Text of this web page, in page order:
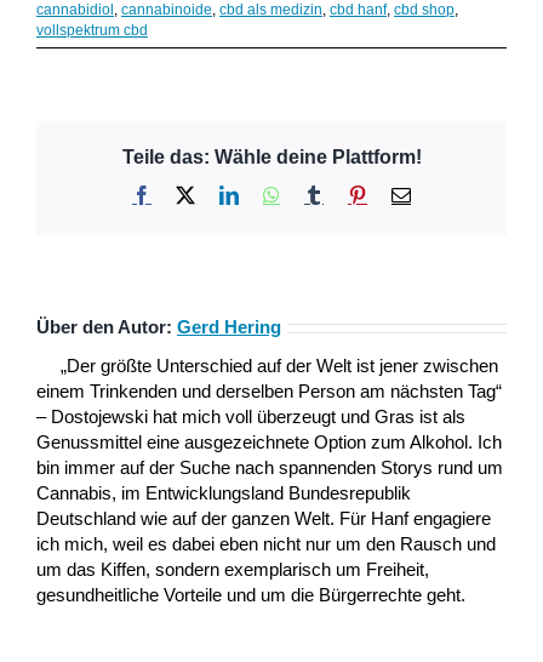
cannabidiol , cannabinoide, cbd als medizin, cbd hanf, cbd shop,
vollspektrum cbd
Teile das: Wähle deine Plattform!
Facebook LinkedInWhatsApp
Tumblr Pinterest
E-
Über den Autor: Gerd Hering
„Der größte Unterschied auf der Welt ist jener zwischen
einem Trinkenden und derselben Person am nächsten Tag“
– Dostojewski hat mich voll überzeugt und Gras ist als
Genussmittel eine ausgezeichnete Option zum Alkohol. Ich
bin immer auf der Suche nach spannenden Storys rund um
Cannabis, im Entwicklungsland Bundesrepublik
Deutschland wie auf der ganzen Welt. Für Hanf engagiere
ich mich, weil es dabei eben nicht nur um den Rausch und
um das Kiffen, sondern exemplarisch um Freiheit,
gesundheitliche Vorteile und um die Bürgerrechte geht.